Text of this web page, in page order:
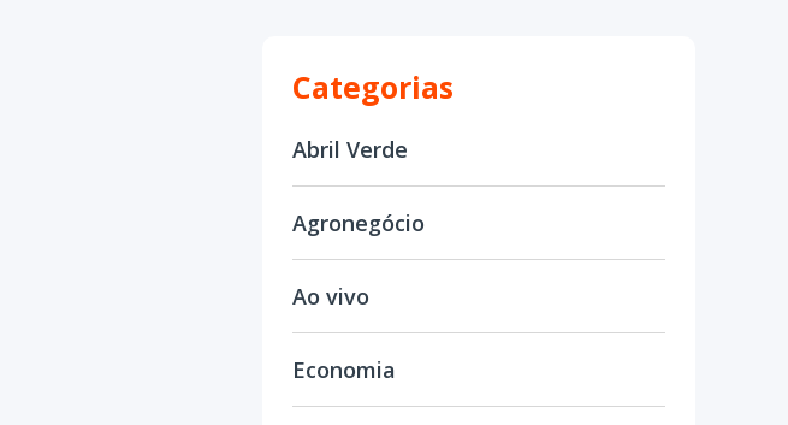
Categorias
Abril Verde
Agronegócio
Ao vivo
Economia